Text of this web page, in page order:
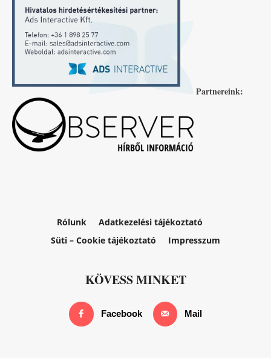
Partnereink:
Rólunk
Adatkezelési tájékoztató
Süti – Cookie tájékoztató
Impresszum
KÖVESS MINKET
Facebook Mail